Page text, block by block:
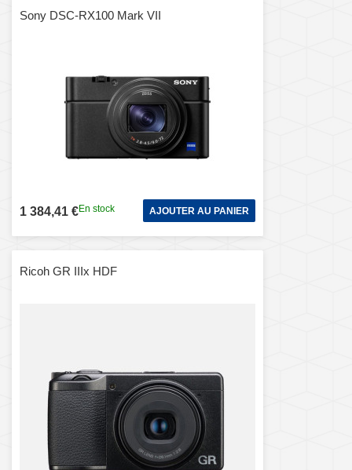
Sony DSC-RX100 Mark VII
1 384,41 €En stock AJOUTER AU PANIER
Ricoh GR IIIx HDF